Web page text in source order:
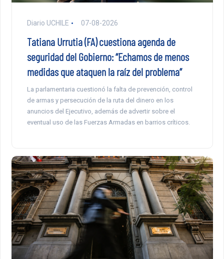
Diario UCHILE 07-08-2026
Tatiana Urrutia (FA) cuestiona agenda de
seguridad del Gobierno: “Echamos de menos
medidas que ataquen la raíz del problema”
La parlamentaria cuestionó la falta de prevención, control
de armas y persecución de la ruta del dinero en los
anuncios del Ejecutivo, además de advertir sobre el
eventual uso de las Fuerzas Armadas en barrios críticos.